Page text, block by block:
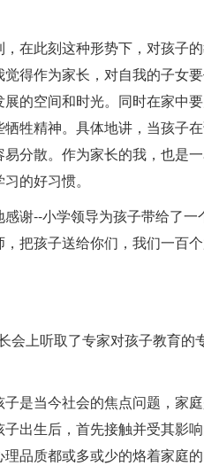
在此刻这种形势下，对孩子
得作为家长，对自我的子女
的空间和时光。同时在家中
牲精神。具体地讲，当孩子
分散。作为家长的我，也是
的好习惯。
谢--小学领导为孩子带给了
把孩子送给你们，我们一百
会上听取了专家对孩子教育
是当今社会的焦点问题，家
出生后，首先接触并受其影
品质都或多或少的烙着家庭